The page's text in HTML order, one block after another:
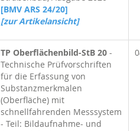
[BMV ARS 24/20]
[zur Artikelansicht]
TP Oberflächenbild-StB 20 -
Technische Prüfvorschriften
für die Erfassung von
Substanzmerkmalen
(Oberfläche) mit
schnellfahrenden Messsystem
- Teil: Bildaufnahme- und